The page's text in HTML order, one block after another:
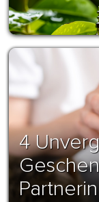
4
Partnerin